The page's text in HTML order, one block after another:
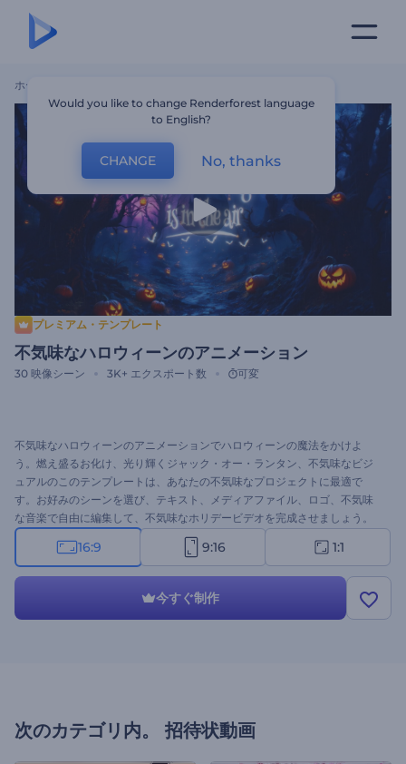
ホーム
プレミアム・テンプレート
不気味なハロウィーンのアニメーション
30 映像シーン 3K+ エクスポート数 可変
不気味なハロウィーンのアニメーションでハロウィーンの魔法をかけよ
う。燃え盛るお化け、光り輝くジャック・オー・ランタン、不気味なビジ
ュアルのこのテンプレートは、あなたの不気味なプロジェクトに最適で
す。お好みのシーンを選び、テキスト、メディアファイル、ロゴ、不気味
な音楽で自由に編集して、不気味なホリデービデオを完成させましょう。
ハロウィンパーティーの招待状、グリーティングビデオ、ホラーをテーマ
にしたイントロなど、さまざまなプロジェクトに最適です。今すぐお試し
16:9 9:16 1:1
今すぐ制作
次のカテゴリ内。 招待状動画
Would you like to change Renderforest language
to English?
CHANGE No, thanks